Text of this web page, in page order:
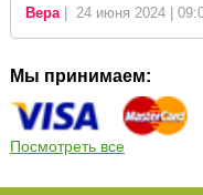
Вера| 24 июня 2024 |
Мы принимаем:
Посмотреть все